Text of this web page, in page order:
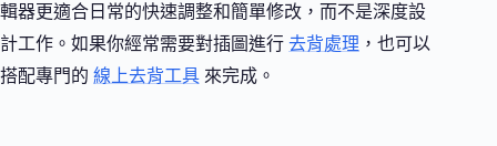
輯器更適合日常的快速調整和簡單修改，而不是深度設
計工作。如果你經常需要對插圖進行 去背處理 ，也可以
搭配專門的 線上去背工具 來完成。